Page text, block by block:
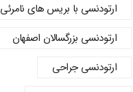
ارتودنسی با بریس های نامرئی
ارتودنسی بزرگسالان اصفهان
ارتودنسی جراحی